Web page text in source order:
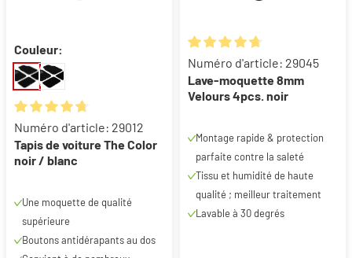
Couleur:
Note moyenne de 4.83 sur 5 étoiles
Numéro d'article: 29012
Tapis de voiture The Color
noir / blanc
Une moquette de qualité
supérieure
Boutons antidérapants au dos
Note moyenne de 4.78 sur 5
Numéro d'article: 29045
Lave-moquette 8mm
Velours 4pcs. noir
Montage rapide & protection
parfaite contre la saleté
Tissu et humidité de haute
qualité ; meilleur traitement
Lavable à 30 degrés